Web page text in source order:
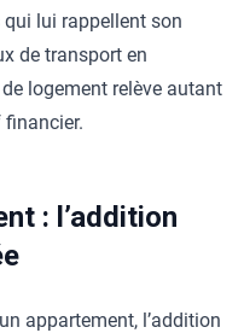
lui rappellent son
de transport en
logement relève autant
financier.
: l’addition
appartement, l’addition